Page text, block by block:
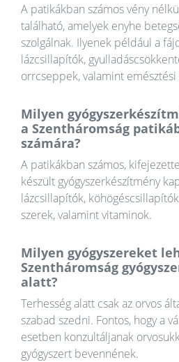
A patikákban számos vény
található, amelyek enyhe
szolgálnak. Ilyenek például a
lázcsillapítók,
orrcseppek, valamint
Milyen
a Szentháromság
számára?
A patikákban számos,
készült gyógyszerkészítmény
lázcsillapítók,
szerek, valamint vitaminok.
Milyen gyógyszereket
Szentháromság
alatt?
Terhesség alatt csak az orvos
szabad szedni. Fontos, hogy a
esetben konzultáljanak
gyógyszert bevennének.